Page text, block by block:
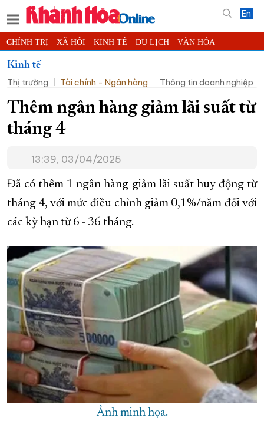
En
CHÍNH TRỊ XÃ HỘI KINH TẾ DU LỊCH VĂN HÓA
THỂ THAO
KHOA HỌC - CÔNG NGHỆ PHÁP LUẬT BẠN ĐỌC PHÓNG SỰ
THẾ GIỚI MULTIMEDIA VIDEO ĐỌC BÁO ONLINE
PODCAST THÔNG TIN - QUẢNG CÁO
TRƯỜNG SA BIỂN ĐẢO QUÊ HƯƠNG
CHUNG TAY CẢI CÁCH HÀNH CHÍNH
XÂY DỰNG NÔNG THÔN MỚI LỊCH CẮT ĐIỆN
TÀU - XE - MÁY BAY
KHOẢNH KHẮC ĐẸP XỨ TRẦM
XÂY DỰNG KHÁNH HÒA TRỞ THÀNH THÀNH PHỐ TRỰC THUỘC
ĐẠI HỘI ĐẢNG CÁC CẤP TRANG CHỦ VỀ BÁO KHÁNH HÒA
Kinh tế
Thị trường
Tài chính - Ngân hàng Thông tin doanh nghiệp
Thêm ngân hàng giảm lãi suất từ
tháng 4
13:39, 03/04/2025
Đã có thêm 1 ngân hàng giảm lãi suất huy động từ
tháng 4, với mức điều chỉnh giảm 0,1%/năm đối với
các kỳ hạn từ 6 - 36 tháng.
Ảnh minh họa.